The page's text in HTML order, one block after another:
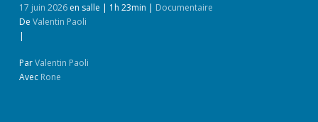
17 juin 2026 en salle | 1h 23min | Documentaire
De Valentin Paoli
|
ParValentin Paoli
Avec Rone